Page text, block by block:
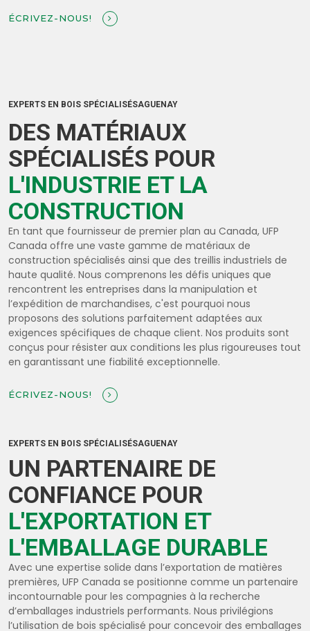
ÉCRIVEZ-NOUS!
EXPERTS EN BOIS SPÉCIALISÉSAGUENAY
DES MATÉRIAUX
SPÉCIALISÉS POUR
L'INDUSTRIE ET LA
CONSTRUCTION
En tant que fournisseur de premier plan au Canada, UFP
Canada offre une vaste gamme de matériaux de
construction spécialisés ainsi que des treillis industriels de
haute qualité. Nous comprenons les défis uniques que
rencontrent les entreprises dans la manipulation et
l’expédition de marchandises, c'est pourquoi nous
proposons des solutions parfaitement adaptées aux
exigences spécifiques de chaque client. Nos produits sont
conçus pour résister aux conditions les plus rigoureuses tout
en garantissant une fiabilité exceptionnelle.
ÉCRIVEZ-NOUS!
EXPERTS EN BOIS SPÉCIALISÉSAGUENAY
UN PARTENAIRE DE
CONFIANCE POUR
L'EXPORTATION ET
L'EMBALLAGE DURABLE
Avec une expertise solide dans l’exportation de matières
premières, UFP Canada se positionne comme un partenaire
incontournable pour les compagnies à la recherche
d’emballages industriels performants. Nous privilégions
l’utilisation de bois spécialisé pour concevoir des emballages